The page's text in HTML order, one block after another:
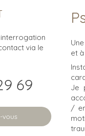
et
Je
/
via le
69
vous